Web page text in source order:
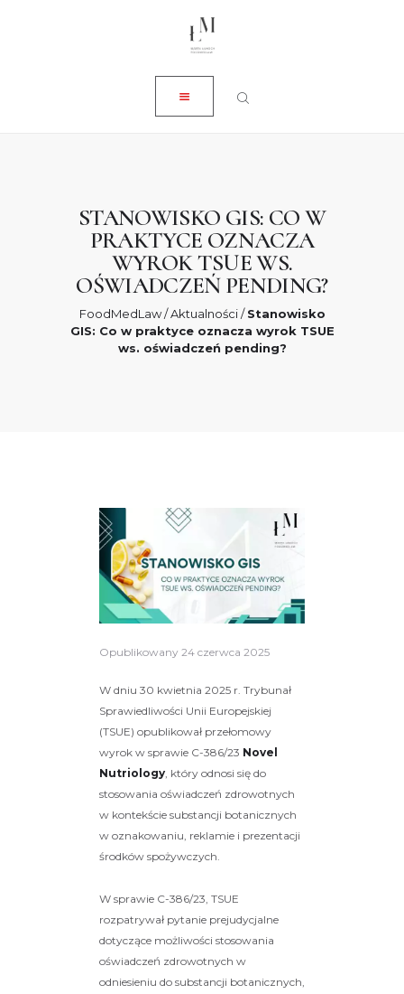
STANOWISKO GIS: CO W
PRAKTYCE OZNACZA
WYROK TSUE WS.
OŚWIADCZEŃ PENDING?
FoodMedLaw/Aktualności/Stanowisko
GIS: Co w praktyce oznacza wyrok TSUE
ws. oświadczeń pending?
KONTAKT
0 ZŁ
Opublikowany 24 czerwca 2025
W dniu 30 kwietnia 2025 r. Trybunał
Sprawiedliwości Unii Europejskiej
(TSUE) opublikował przełomowy
wyrok w sprawie C-386/23 Novel
Nutriology , który odnosi się do
stosowania oświadczeń zdrowotnych
w kontekście substancji botanicznych
w oznakowaniu, reklamie i prezentacji
środków spożywczych.
W sprawie C-386/23, TSUE
rozpatrywał pytanie prejudycjalne
dotyczące możliwości stosowania
oświadczeń zdrowotnych w
odniesieniu do substancji botanicznych,